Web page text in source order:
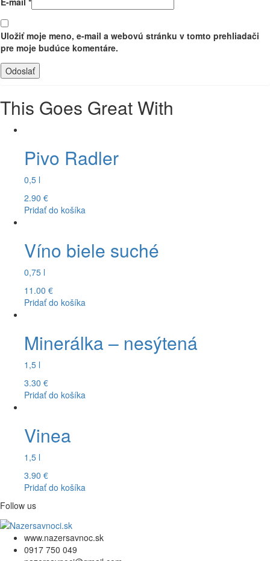
Uložiť moje meno, e-mail a webovú stránku v tomto prehliadači
pre moje budúce komentáre.
This Goes Great With
Pivo Radler
0,5 l
2.90 €
Pridať do košíka
Víno biele suché
0,75 l
11.00 €
Pridať do košíka
Minerálka – nesýtená
1,5 l
3.30 €
Pridať do košíka
Vinea
1,5 l
3.90 €
Pridať do košíka
Follow us
www.nazersavnoc.sk
0917 750 049